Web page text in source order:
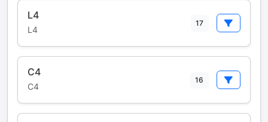
L4
L4
17
C4
C4
16